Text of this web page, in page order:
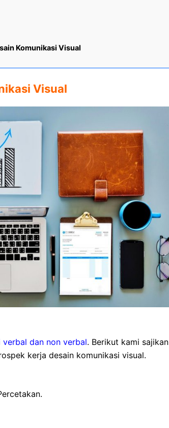
Komunikasi Visual
Visual
verbal dan non verbal. Berikut kami sajikan
kerja desain komunikasi visual.